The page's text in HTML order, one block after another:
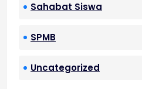
Sahabat Siswa
SPMB
Uncategorized